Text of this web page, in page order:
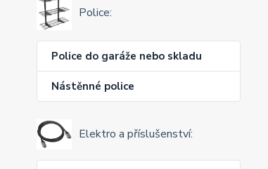
Police:
Police do garáže nebo skladu
Nástěnné police
Elektro a příslušenství: